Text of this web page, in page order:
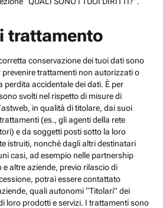
trattamento
conservazione dei tuoi dati sono
trattamenti non autorizzati o
perdita accidentale dei dati. È per
svolti nel rispetto di misure di
in qualità di titolare, dai suoi
(es., gli agenti della rete
e da soggetti posti sotto la loro
istruiti, nonché dagli altri destinatari
casi, ad esempio nelle partnership
altre aziende, previo rilascio di
potrai essere contattato
quali autonomi “Titolari” dei
loro prodotti e servizi. I trattamenti sono